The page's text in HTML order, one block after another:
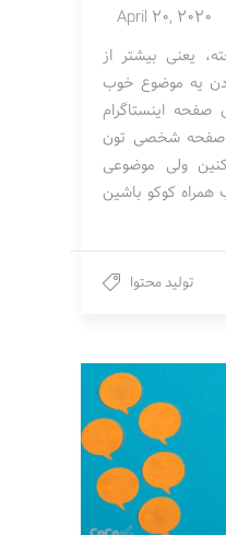
April 20, 2020
یعنی بیشتر از
یه موضوع خوب
صفحه اینستاگرام
صفحه شخصی تون
ولی موضوعی
همراه کوکو باشین
تولید محتوا